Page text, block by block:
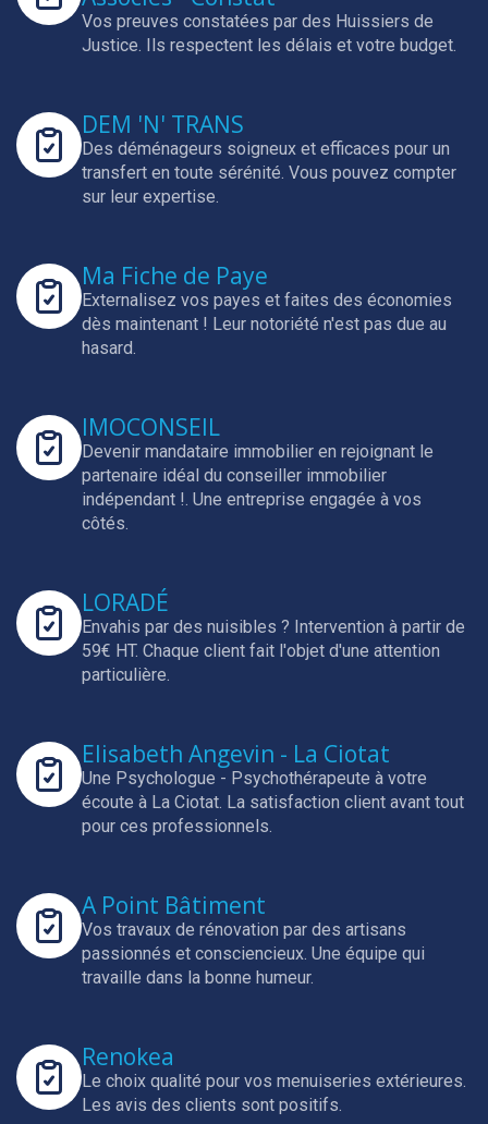
Vos preuves constatées par des Huissiers de
Justice. Ils respectent les délais et votre budget.
DEM 'N' TRANS
Des déménageurs soigneux et efficaces pour un
transfert en toute sérénité. Vous pouvez compter
sur leur expertise.
Ma Fiche de Paye
Externalisez vos payes et faites des économies
dès maintenant ! Leur notoriété n'est pas due au
hasard.
IMOCONSEIL
Devenir mandataire immobilier en rejoignant le
partenaire idéal du conseiller immobilier
indépendant !. Une entreprise engagée à vos
côtés.
LORADÉ
Envahis par des nuisibles ? Intervention à partir de
59€ HT. Chaque client fait l'objet d'une attention
particulière.
Elisabeth Angevin - La Ciotat
Une Psychologue - Psychothérapeute à votre
écoute à La Ciotat. La satisfaction client avant tout
pour ces professionnels.
A Point Bâtiment
Vos travaux de rénovation par des artisans
passionnés et consciencieux. Une équipe qui
travaille dans la bonne humeur.
Renokea
Le choix qualité pour vos menuiseries extérieures.
Les avis des clients sont positifs.